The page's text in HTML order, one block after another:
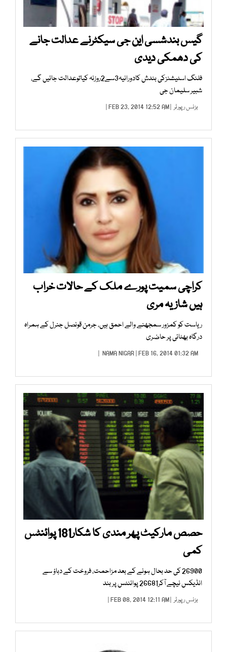
گیس بندشسی این جی سیکٹرنے عدالت جانے
کی دھمکی دیدی
فلنگ اسٹیشنزکی بندش کادورانیہ3سے2روزنہ کیاتوعدالت جائیں گے،
شبیر سلیمان جی
بزنس رپورٹر
کراچی سمیت پورے ملک کے حالات خراب
ہیں شازیہ مری
ریاست کو کمزور سمجھنے والے احمق ہیں، جرمن قونصل جنرل کے ہمراہ
درگاہ بھٹائی پر حاضری
NAMA NIGAR | FEB 16, 2014 01:32 AM |
حصص مارکیٹ پھر مندی کا شکار181 پوائنٹس
کمی
26900 کی حد بحال ہونے کے بعد مزاحمت، فروخت کے دباؤ سے
انڈیکس نیچے آکر26681 پوائنٹس پر بند
بزنس رپورٹر